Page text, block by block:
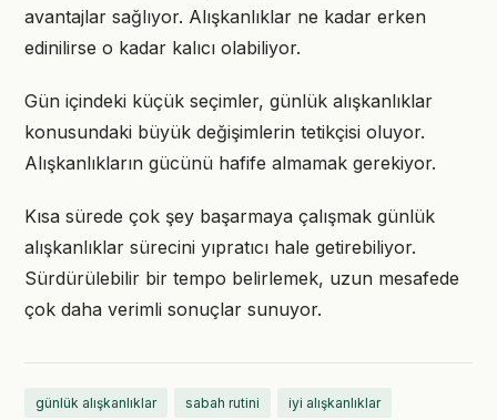
avantajlar sağlıyor. Alışkanlıklar ne kadar erken
edinilirse o kadar kalıcı olabiliyor.
Gün içindeki küçük seçimler, günlük alışkanlıklar
konusundaki büyük değişimlerin tetikçisi oluyor.
Alışkanlıkların gücünü hafife almamak gerekiyor.
Kısa sürede çok şey başarmaya çalışmak günlük
alışkanlıklar sürecini yıpratıcı hale getirebiliyor.
Sürdürülebilir bir tempo belirlemek, uzun mesafede
çok daha verimli sonuçlar sunuyor.
günlük alışkanlıklar sabah rutini iyi alışkanlıklar